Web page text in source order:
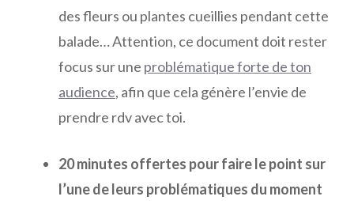
des fleurs ou plantes cueillies pendant cette
balade… Attention, ce document doit rester
focus sur une problématique forte de ton
audience, afin que cela génère l’envie de
prendre rdv avec toi.
20 minutes offertes pour faire le point sur
l’une de leurs problématiques du moment